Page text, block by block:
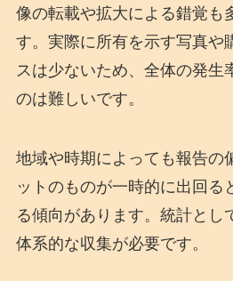
像の転載や拡大による錯覚も
す。実際に所有を示す写真や
スは少ないため、全体の発生
のは難しいです。
地域や時期によっても報告の
ットのものが一時的に出回る
る傾向があります。統計とし
体系的な収集が必要です。